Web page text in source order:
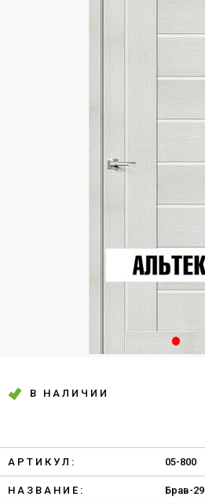
В НАЛИЧИИ
АРТИКУЛ: 05-800
НАЗВАНИЕ: Брав-29